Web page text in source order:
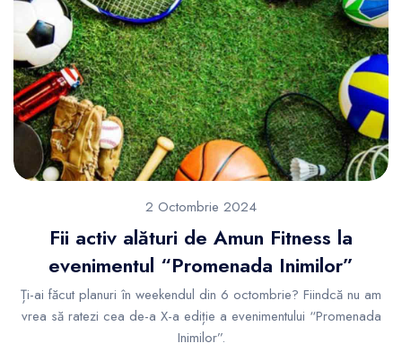
2 Octombrie 2024
Fii activ alături de Amun Fitness la
evenimentul “Promenada Inimilor”
Ți-ai făcut planuri în weekendul din 6 octombrie? Fiindcă nu am
vrea să ratezi cea de-a X-a ediție a evenimentului “Promenada
Inimilor”.